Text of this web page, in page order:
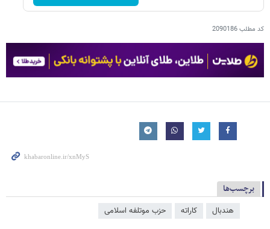
کد مطلب2090186
برچسب‌ها
هندبال کاراته حزب موتلفه اسلامی